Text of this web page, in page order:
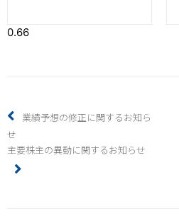
業績予想の修正に関するお知ら
せ
主要株主の異動に関するお知らせ